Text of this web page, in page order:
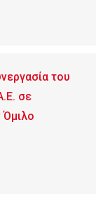
του
σε
Όμιλο